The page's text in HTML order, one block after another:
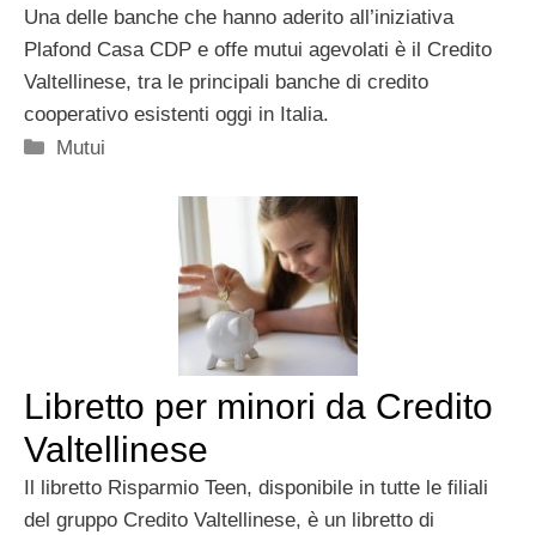
Una delle banche che hanno aderito all’iniziativa
Plafond Casa CDP e offe mutui agevolati è il Credito
Valtellinese, tra le principali banche di credito
cooperativo esistenti oggi in Italia.
Categorie
Mutui
Libretto per minori da Credito
Valtellinese
Il libretto Risparmio Teen, disponibile in tutte le filiali
del gruppo Credito Valtellinese, è un libretto di